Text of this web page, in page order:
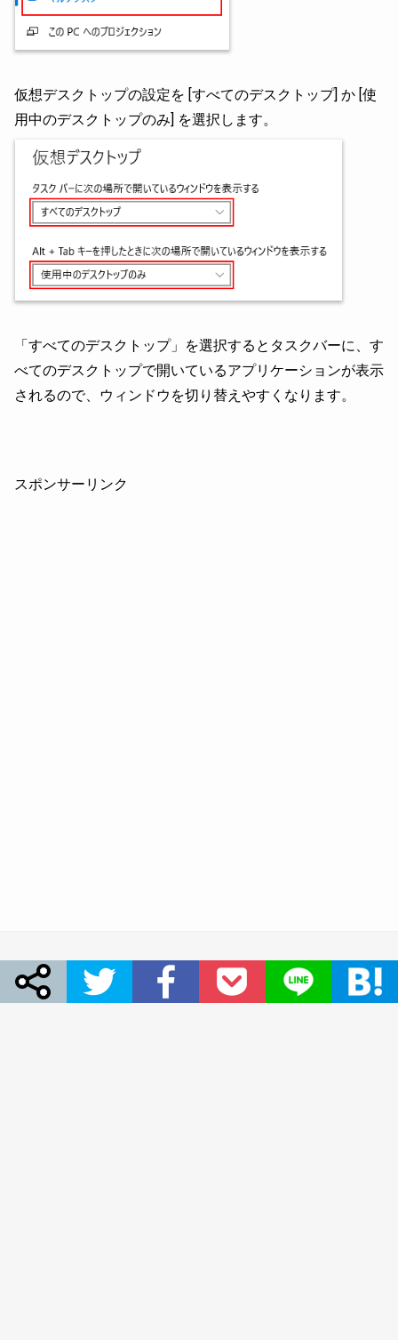
仮想デスクトップの設定を [すべてのデスクトップ] か [使
用中のデスクトップのみ] を選択します。
「すべてのデスクトップ」を選択するとタスクバーに、す
べてのデスクトップで開いているアプリケーションが表示
されるので、ウィンドウを切り替えやすくなります。
スポンサーリンク